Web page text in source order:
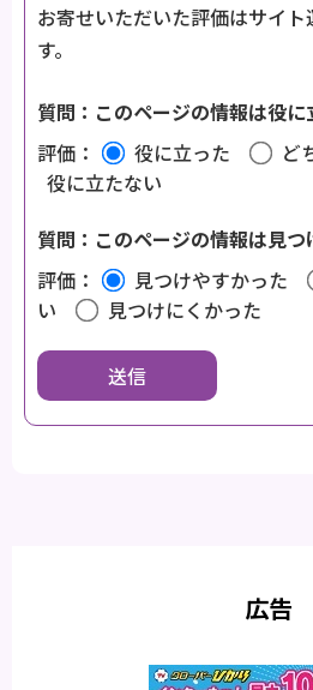
お寄せいただいた評価はサイ
す。
質問：このページの情報は役に
評価：
役に立った
ど
役に立たない
質問：このページの情報は見つ
評価：
見つけやすかった
い
見つけにくかった
広告